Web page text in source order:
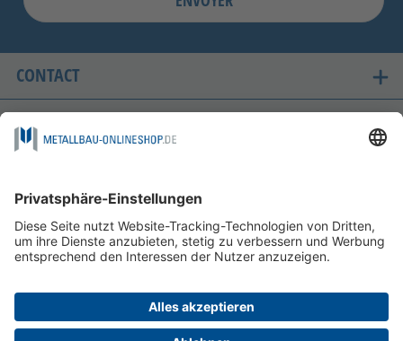
CONTACT
LES PAYS OÙ NOUS LIVRONS
FOLGEN SIE UNS AUF
POSSIBILITÉS DE PAIEMENT